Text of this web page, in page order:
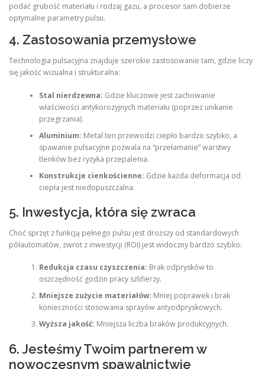
podać grubość materiału i rodzaj gazu, a procesor sam dobierze
optymalne parametry pulsu.
4. Zastosowania przemysłowe
Technologia pulsacyjna znajduje szerokie zastosowanie tam, gdzie liczy
się jakość wizualna i strukturalna:
Stal nierdzewna: Gdzie kluczowe jest zachowanie
właściwości antykorozyjnych materiału (poprzez unikanie
przegrzania).
Aluminium: Metal ten przewodzi ciepło bardzo szybko, a
spawanie pulsacyjne pozwala na “przełamanie” warstwy
tlenków bez ryzyka przepalenia.
Konstrukcje cienkościenne: Gdzie każda deformacja od
ciepła jest niedopuszczalna.
5. Inwestycja, która się zwraca
Choć sprzęt z funkcją pełnego pulsu jest droższy od standardowych
półautomatów, zwrot z inwestycji (ROI) jest widoczny bardzo szybko:
Redukcja czasu czyszczenia: Brak odprysków to
oszczędność godzin pracy szlifierzy.
Mniejsze zużycie materiałów: Mniej poprawek i brak
konieczności stosowania sprayów antyodpryskowych.
Wyższa jakość: Mniejsza liczba braków produkcyjnych.
6. Jesteśmy Twoim partnerem w
nowoczesnym spawalnictwie